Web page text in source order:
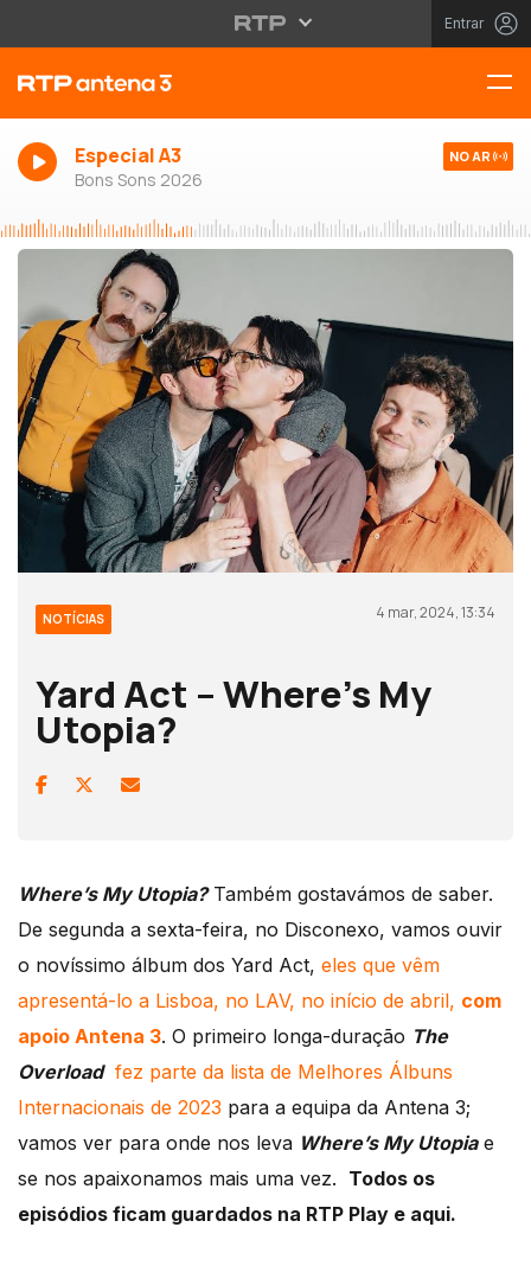
Entrar
Especial A3
Bons Sons 2026
NO AR
NOTÍCIAS 4 mar, 2024, 13:34
Yard Act – Where’s My
Utopia?
Where’s My Utopia?Também gostavámos de saber.
De segunda a sexta-feira, no Disconexo, vamos ouvir
o novíssimo álbum dos Yard Act, eles que vêm
apresentá-lo a Lisboa, no LAV, no início de abril, com
apoio Antena 3. O primeiro longa-duração The
Overload fez parte da lista de Melhores Álbuns
Internacionais de 2023 para a equipa da Antena 3;
vamos ver para onde nos leva Where’s My Utopiae
se nos apaixonamos mais uma vez. Todos os
episódios ficam guardados na RTP Play e aqui.